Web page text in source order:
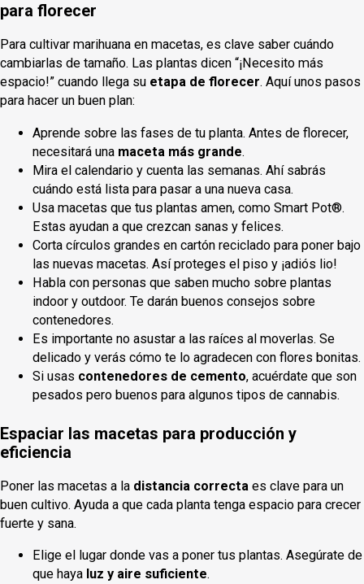
para florecer
Para cultivar marihuana en macetas, es clave saber cuándo
cambiarlas de tamaño. Las plantas dicen “¡Necesito más
espacio!” cuando llega su etapa de florecer. Aquí unos pasos
para hacer un buen plan:
Aprende sobre las fases de tu planta. Antes de florecer,
necesitará una maceta más grande.
Mira el calendario y cuenta las semanas. Ahí sabrás
cuándo está lista para pasar a una nueva casa.
Usa macetas que tus plantas amen, como Smart Pot®.
Estas ayudan a que crezcan sanas y felices.
Corta círculos grandes en cartón reciclado para poner bajo
las nuevas macetas. Así proteges el piso y ¡adiós lio!
Habla con personas que saben mucho sobre plantas
indoor y outdoor. Te darán buenos consejos sobre
contenedores.
Es importante no asustar a las raíces al moverlas. Se
delicado y verás cómo te lo agradecen con flores bonitas.
Si usas contenedores de cemento, acuérdate que son
pesados pero buenos para algunos tipos de cannabis.
Espaciar las macetas para producción y
eficiencia
Poner las macetas a la distancia correcta es clave para un
buen cultivo. Ayuda a que cada planta tenga espacio para crecer
fuerte y sana.
Elige el lugar donde vas a poner tus plantas. Asegúrate de
que haya luz y aire suficiente.